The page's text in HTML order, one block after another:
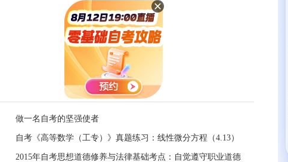
做一名自考的坚强使者
自考《高等数学（工专）》真题练习：线性微分方程（4.13）
2015年自考思想道德修养与法律基础考点：自觉遵守职业道德